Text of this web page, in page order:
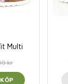
Multi
kr
KÖP